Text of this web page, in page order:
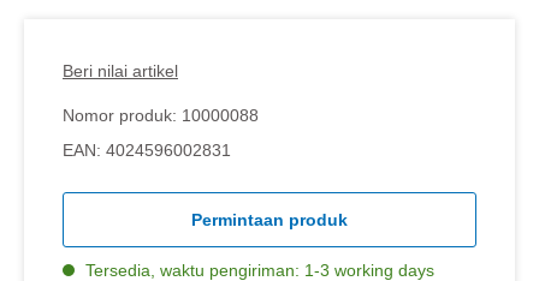
Beri nilai artikel
Nomor produk: 10000088
EAN: 4024596002831
Permintaan produk
Tersedia, waktu pengiriman: 1-3 working days